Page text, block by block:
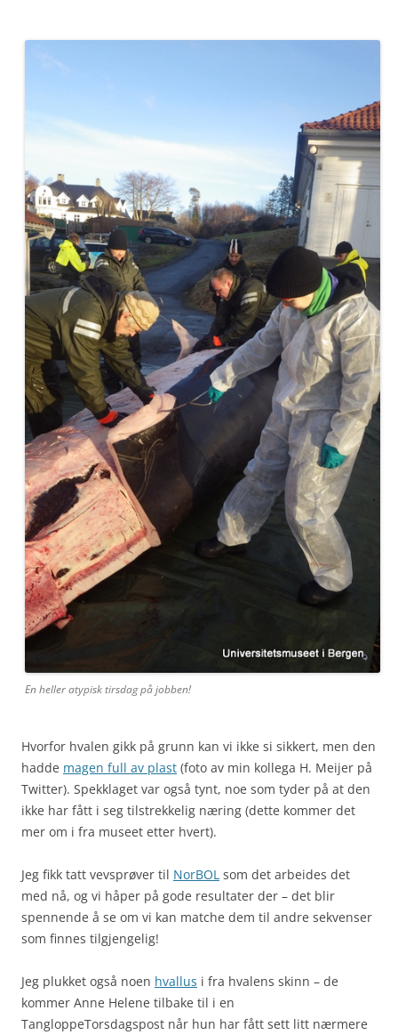
En heller atypisk tirsdag på jobben!
Hvorfor hvalen gikk på grunn kan vi ikke si sikkert, men den
hadde magen full av plast (foto av min kollega H. Meijer på
Twitter). Spekklaget var også tynt, noe som tyder på at den
ikke har fått i seg tilstrekkelig næring (dette kommer det
mer om i fra museet etter hvert).
Jeg fikk tatt vevsprøver til NorBOL som det arbeides det
med nå, og vi håper på gode resultater der – det blir
spennende å se om vi kan matche dem til andre sekvenser
som finnes tilgjengelig!
Jeg plukket også noen hvallus i fra hvalens skinn – de
kommer Anne Helene tilbake til i en
TangloppeTorsdagspost når hun har fått sett litt nærmere